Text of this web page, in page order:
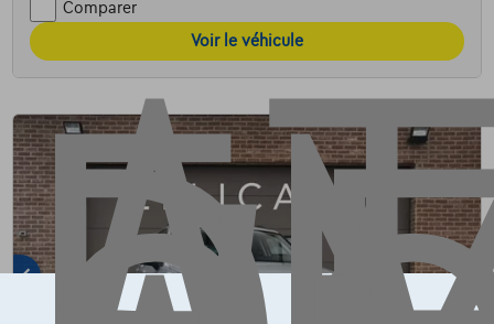
Comparer
Voir le véhicule